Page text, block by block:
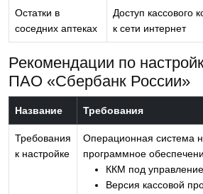
Остатки в
соседних аптеках
Доступ кассового
к сети интернет
Рекомендации по
ПАО «Сбербанк России»
Название Требования
Требования
к настройке
Операционная система
программное
ККМ под
Версия кассовой